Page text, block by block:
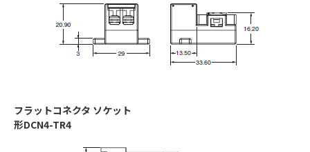
フラットコネクタ ソケット
形DCN4-TR4